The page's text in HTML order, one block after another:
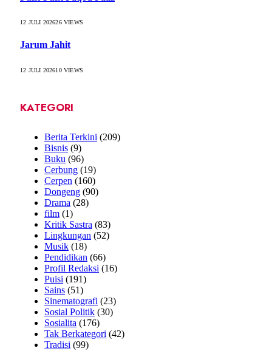
12 JULI 202626VIEWS
Jarum Jahit
12 JULI 202610VIEWS
KATEGORI
Berita Terkini (209)
Bisnis (9)
Buku (96)
Cerbung (19)
Cerpen (160)
Dongeng (90)
Drama (28)
film (1)
Kritik Sastra (83)
Lingkungan (52)
Musik (18)
Pendidikan (66)
Profil Redaksi (16)
Puisi (191)
Sains (51)
Sinematografi (23)
Sosial Politik (30)
Sosialita (176)
Tak Berkategori (42)
Tradisi (99)